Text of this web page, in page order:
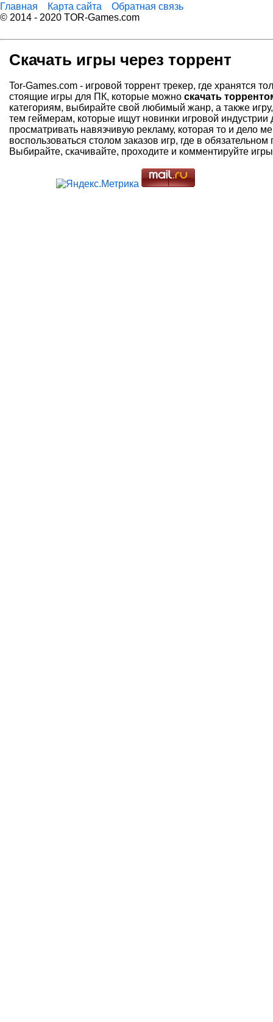
Главная Карта сайта
Обратная связь
© 2014 - 2020 TOR-Games.com
Скачать игры через торрент
Tor-Games.com - игровой торрент трекер, где хранятся
стоящие игры для ПК, которые можно скачать
категориям, выбирайте свой любимый жанр, а также
тем геймерам, которые ищут новинки игровой
просматривать навязчивую рекламу, которая то и дело
воспользоваться столом заказов игр, где в
Выбирайте, скачивайте, проходите и комментируйте